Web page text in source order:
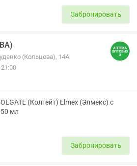
Забронировать
(Кольцова), 14А
(Колгейт) Elmex (Элмекс) с
50 мл
Забронировать